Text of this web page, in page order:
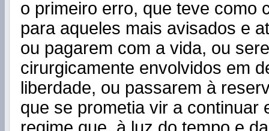
o primeiro erro, que teve como
para aqueles mais avisados e
ou pagarem com a vida, ou
cirurgicamente envolvidos em
liberdade, ou passarem à
que se prometia vir a continuar